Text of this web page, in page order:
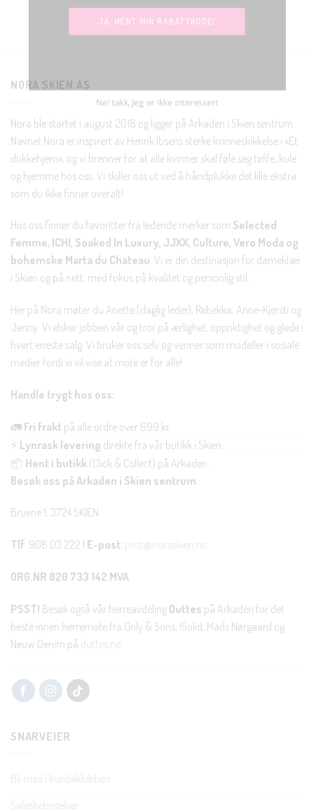
NORA SKIEN AS
Nora ble startet i august 2018 og ligger på Arkaden i Skien sentrum.
Navnet Nora er inspirert av Henrik Ibsens sterke kvinneskikkelse i «Et
dukkehjem», og vi brenner for at alle kvinner skal føle seg tøffe, kule
og hjemme hos oss. Vi skiller oss ut ved å håndplukke det lille ekstra
som du ikke finner overalt!
Hos oss finner du favoritter fra ledende merker som Selected
Femme, ICHI, Soaked In Luxury, JJXX, Culture, Vero Moda og
bohemske Marta du Chateau. Vi er din destinasjon for dameklær
i Skien og på nett, med fokus på kvalitet og personlig stil.
Her på Nora møter du Anette (daglig leder), Rebekka, Anne-Kjersti og
Jenny. Vi elsker jobben vår og tror på ærlighet, oppriktighet og glede i
hvert eneste salg. Vi bruker oss selv og venner som modeller i sosiale
medier fordi vi vil vise at mote er for alle!
Handle trygt hos oss:
🚛 Fri frakt på alle ordre over 699 kr.
⚡ Lynrask levering direkte fra vår butikk i Skien.
📦 Hent i butikk (Click & Collect) på Arkaden.
Besøk oss på Arkaden i Skien sentrum
Bruene 1, 3724 SKIEN
Tlf: 908 03 222 | E-post: post@noraskien.no
ORG.NR 820 733 142 MVA
PSST! Besøk også vår herreavdeling Duttes på Arkaden for det
beste innen herremote fra Only & Sons, !Solid, Mads Nørgaard og
Neuw Denim på duttes.no
SNARVEIER
Bli med i kundeklubben
Salgsbetingelser
JA, HENT MIN RABATTKODE!
Nei takk, Jeg er ikke interessert